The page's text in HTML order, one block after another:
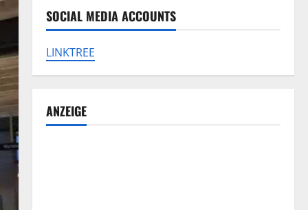
SOCIAL MEDIA ACCOUNTS
LINKTREE
ANZEIGE